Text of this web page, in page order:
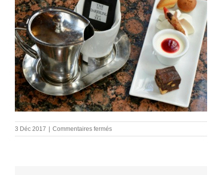
3 Déc 2017 | Commentaires ferméssur
TETIERES-